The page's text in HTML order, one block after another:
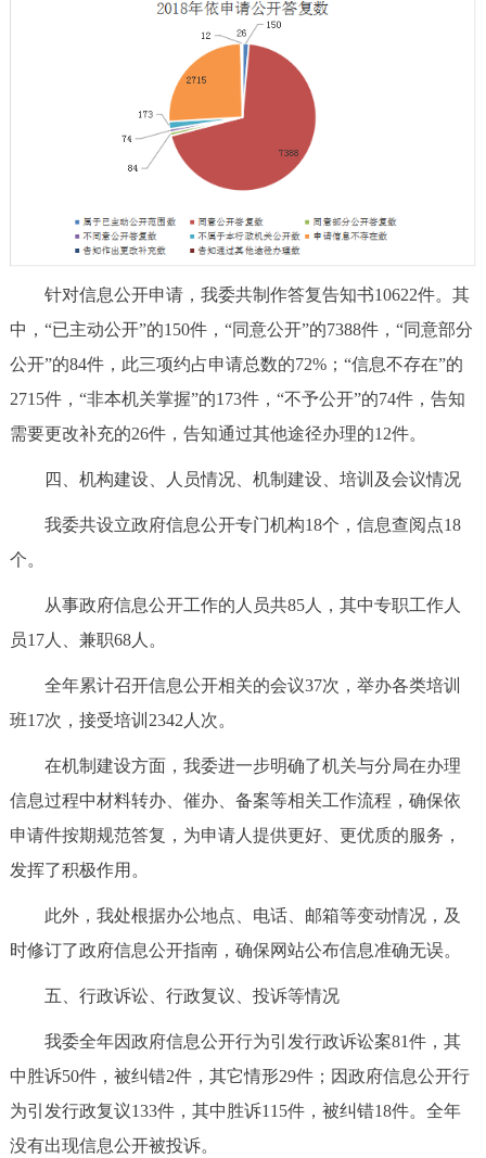
针对信息公开申请，我委共制作答复告知书10622件。其
中，“已主动公开”的150件，“同意公开”的7388件，“同意部分
公开”的84件，此三项约占申请总数的72%；“信息不存在”的
2715件，“非本机关掌握”的173件，“不予公开”的74件，告知
需要更改补充的26件，告知通过其他途径办理的12件。
四、机构建设、人员情况、机制建设、培训及会议情况
我委共设立政府信息公开专门机构18个，信息查阅点18
个。
从事政府信息公开工作的人员共85人，其中专职工作人
员17人、兼职68人。
全年累计召开信息公开相关的会议37次，举办各类培训
班17次，接受培训2342人次。
在机制建设方面，我委进一步明确了机关与分局在办理
信息过程中材料转办、催办、备案等相关工作流程，确保依
申请件按期规范答复，为申请人提供更好、更优质的服务，
发挥了积极作用。
此外，我处根据办公地点、电话、邮箱等变动情况，及
时修订了政府信息公开指南，确保网站公布信息准确无误。
五、行政诉讼、行政复议、投诉等情况
我委全年因政府信息公开行为引发行政诉讼案81件，其
中胜诉50件，被纠错2件，其它情形29件；因政府信息公开行
为引发行政复议133件，其中胜诉115件，被纠错18件。全年
没有出现信息公开被投诉。